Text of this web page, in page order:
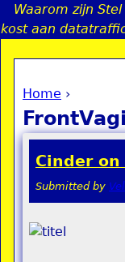
Waarom zijn
kost aan
You are
Home ›
Cinder
Submitted by